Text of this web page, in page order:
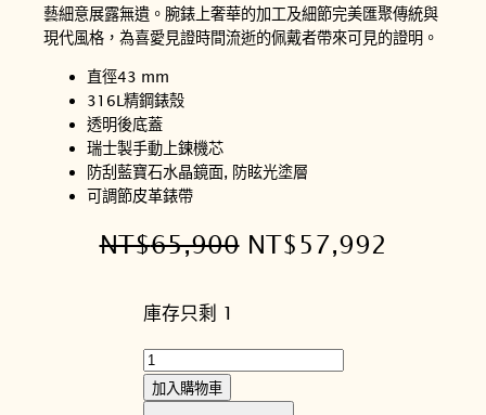
藝細意展露無遺。腕錶上奢華的加工及細節完美匯聚傳統與
現代風格，為喜愛見證時間流逝的佩戴者帶來可見的證明。
直徑43 mm
316L精鋼錶殼
透明後底蓋
瑞士製手動上鍊機芯
防刮藍寶石水晶鏡面, 防眩光塗層
可調節皮革錶帶
NT$65,900 原
格
：
NT$ 57,992
庫存只剩 1
T
加入購物車